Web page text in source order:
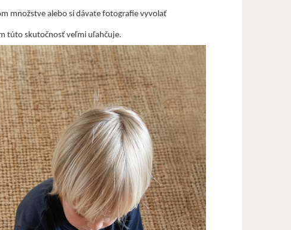
množstve alebo si dávate fotografie vyvolať
túto skutočnosť veľmi uľahčuje.